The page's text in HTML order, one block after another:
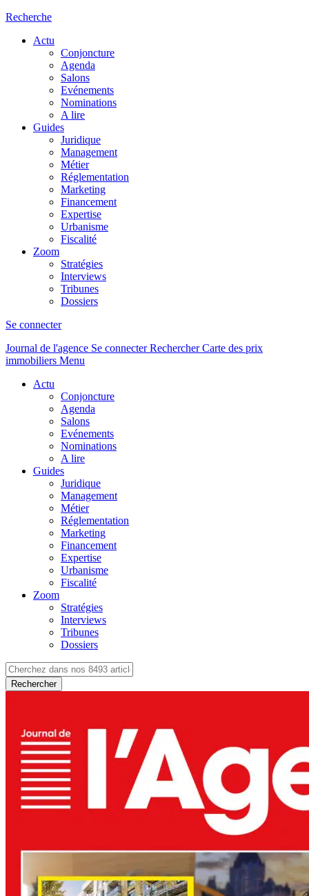
Recherche
Actu
Conjoncture
Agenda
Salons
Evénements
Nominations
A lire
Guides
Juridique
Management
Métier
Réglementation
Marketing
Financement
Expertise
Urbanisme
Fiscalité
Zoom
Stratégies
Interviews
Tribunes
Dossiers
Se connecter
Journal de l'agence Se connecterRechercher Carte des prix
immobiliers Menu
Actu
Conjoncture
Agenda
Salons
Evénements
Nominations
A lire
Guides
Juridique
Management
Métier
Réglementation
Marketing
Financement
Expertise
Urbanisme
Fiscalité
Zoom
Stratégies
Interviews
Tribunes
Dossiers
Rechercher